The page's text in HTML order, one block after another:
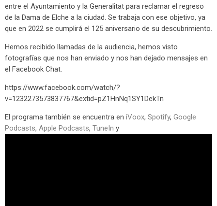
entre el Ayuntamiento y la Generalitat para reclamar el regreso
de la Dama de Elche a la ciudad. Se trabaja con ese objetivo, ya
que en 2022 se cumplirá el 125 aniversario de su descubrimiento.
Hemos recibido llamadas de la audiencia, hemos visto
fotografías que nos han enviado y nos han dejado mensajes en
el Facebook Chat.
https://www.facebook.com/watch/?
v=1232273573837767&extid=pZ1HnNq1SY1DekTn
El programa también se encuentra en iVoox, Spotify, Google
Podcasts, Apple Podcasts, TuneIn y